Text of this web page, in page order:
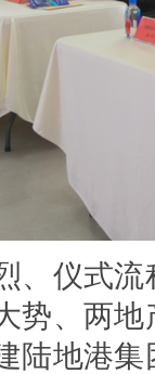
、仪式
势、两
陆地港